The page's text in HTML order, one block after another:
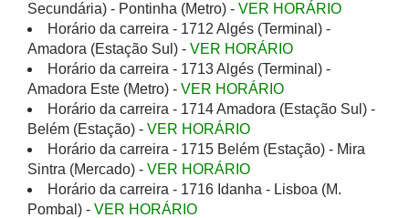
Secundária) - Pontinha (Metro) - VER HORÁRIO
Horário da carreira - 1712 Algés (Terminal) -
Amadora (Estação Sul) - VER HORÁRIO
Horário da carreira - 1713 Algés (Terminal) -
Amadora Este (Metro) - VER HORÁRIO
Horário da carreira - 1714 Amadora (Estação Sul) -
Belém (Estação) - VER HORÁRIO
Horário da carreira - 1715 Belém (Estação) - Mira
Sintra (Mercado) - VER HORÁRIO
Horário da carreira - 1716 Idanha - Lisboa (M.
Pombal) - VER HORÁRIO